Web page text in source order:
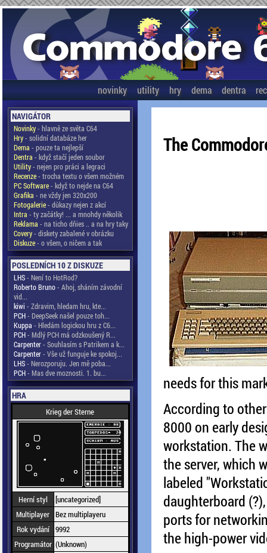
novinky utility hry dema dentra
NAVIGÁTOR
Novinky- hlavně ze světa C64
Hry- solidní databáze her
Dema - pouze ta nejlepší
Dentra - když stačí jeden soubor
Utility- nejen pro práci a legraci
Recenze- trocha textu o všem možném
PC Software- když to nejde na C64
Grafika - ne vždy jen 320x200
Fotogalerie- důkazy nejen z akcí
Intra - ty začátky! ... a mnohdy několik
Reklama - na ticho dňies .. a na hry taky
Covery- diskety zabalené v obrázku
Diskuze- o všem, o ničem a tak
POSLEDNÍCH 10 Z DISKUZE
LHS- Není to HotRod?
Roberto Bruno- Ahoj, sháním závodní
vid...
kiwi - Zdravim, hledam hru, kte...
PCH- DeepSeek našel pouze toh...
Kuppa - Hledám logickou hru z C6...
PCH- Mdlý PCH má odzkoušený R...
Carpenter- Souhlasím s Patrikem a k...
Carpenter- Vše už funguje ke spokoj...
LHS- Nerozporuju. Jen mě poba...
PCH- Mas dve moznosti. 1. bu...
HRA
Krieg der Sterne
Herní styl
[uncategorized]
Multiplayer Bez multiplayeru
Rok vydání 9992
Programátor (Unknown)
The
needs for this
According to
8000 on early
workstation. The
the server, which
labeled
daughterboard
ports for
the high-power